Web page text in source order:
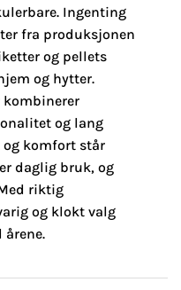
Ingenting
fra produksjonen
og pellets
og hytter.
og lang
komfort står
daglig bruk, og
riktig
og klokt valg
årene.